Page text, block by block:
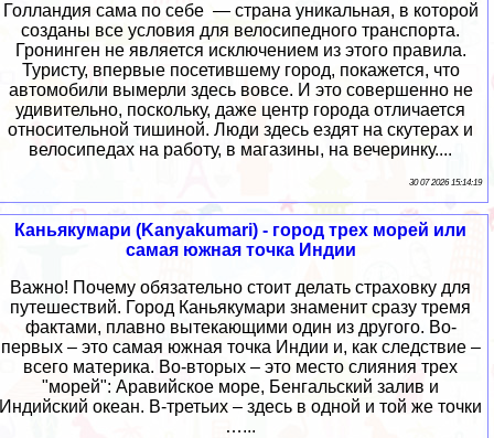
Голландия сама по себе — страна уникальная, в которой
созданы все условия для велосипедного транспорта.
Гронинген не является исключением из этого правила.
Туристу, впервые посетившему город, покажется, что
автомобили вымерли здесь вовсе. И это совершенно не
удивительно, поскольку, даже центр города отличается
относительной тишиной. Люди здесь ездят на скутерах и
велосипедах на работу, в магазины, на вечеринку....
30 07 2026 15:14:19
Каньякумари (Kanyakumari) - город трех морей или
самая южная точка Индии
Важно! Почему обязательно стоит делать страховку для
путешествий. Город Каньякумари знаменит сразу тремя
фактами, плавно вытекающими один из другого. Во-
первых – это самая южная точка Индии и, как следствие –
всего материка. Во-вторых – это место слияния трех
"морей": Аравийское море, Бенгальский залив и
Индийский океан. В-третьих – здесь в одной и той же точки
…...